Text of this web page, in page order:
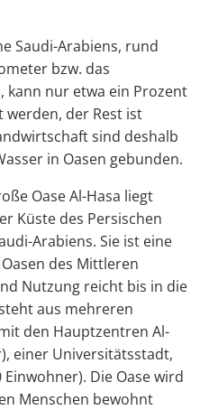
Saudi-Arabiens, rund
bzw. das
kann nur etwa ein Prozent
der Rest ist
sind deshalb
in Oasen gebunden.
Oase Al-Hasa liegt
Küste des Persischen
Arabiens. Sie ist eine
des Mittleren
Nutzung reicht bis in die
aus mehreren
den Hauptzentren Al-
einer Universitätsstadt,
Die Oase wird
Menschen bewohnt